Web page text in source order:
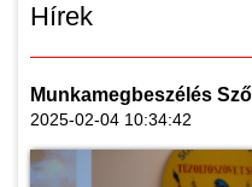
Hírek
Munkamegbeszélés
2025-02-04 10:34:42